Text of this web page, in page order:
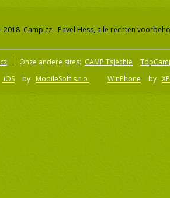
Camp.cz - Pavel Hess, alle rechten
Onze andere sites: CAMP Tsjechië
iOS by MobileSoft s.r.o WinPhone by